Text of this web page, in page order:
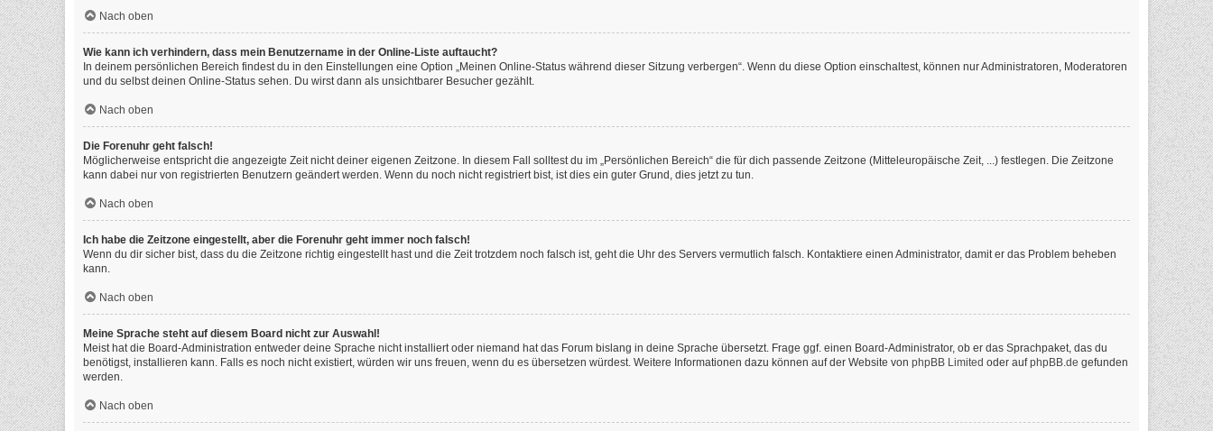
Nach oben
Wie kann ich verhindern, dass mein Benutzername in der Online-Liste auftaucht?
In deinem persönlichen Bereich findest du in den Einstellungen eine Option „Meinen Online-Status während dieser Sitzung verbergen“. Wenn du diese Option einschaltest, können nur Administratoren, Moderatoren
und du selbst deinen Online-Status sehen. Du wirst dann als unsichtbarer Besucher gezählt.
Nach oben
Die Forenuhr geht falsch!
Möglicherweise entspricht die angezeigte Zeit nicht deiner eigenen Zeitzone. In diesem Fall solltest du im „Persönlichen Bereich“ die für dich passende Zeitzone (Mitteleuropäische Zeit, ...) festlegen. Die Zeitzone
kann dabei nur von registrierten Benutzern geändert werden. Wenn du noch nicht registriert bist, ist dies ein guter Grund, dies jetzt zu tun.
Nach oben
Ich habe die Zeitzone eingestellt, aber die Forenuhr geht immer noch falsch!
Wenn du dir sicher bist, dass du die Zeitzone richtig eingestellt hast und die Zeit trotzdem noch falsch ist, geht die Uhr des Servers vermutlich falsch. Kontaktiere einen Administrator, damit er das Problem beheben
kann.
Nach oben
Meine Sprache steht auf diesem Board nicht zur Auswahl!
Meist hat die Board-Administration entweder deine Sprache nicht installiert oder niemand hat das Forum bislang in deine Sprache übersetzt. Frage ggf. einen Board-Administrator, ob er das Sprachpaket, das du
benötigst, installieren kann. Falls es noch nicht existiert, würden wir uns freuen, wenn du es übersetzen würdest. Weitere Informationen dazu können auf der Website von phpBB Limited oder aufphpBB.de gefunden
werden.
Nach oben